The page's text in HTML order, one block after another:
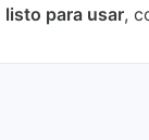
listo para usar,